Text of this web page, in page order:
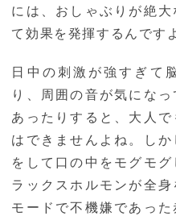
には、おしゃぶりが絶
て効果を発揮するんです
日中の刺激が強すぎて
り、周囲の音が気にな
あったりすると、大人
はできませんよね。し
をして口の中をモグモ
ラックスホルモンが全
モードで不機嫌であっ